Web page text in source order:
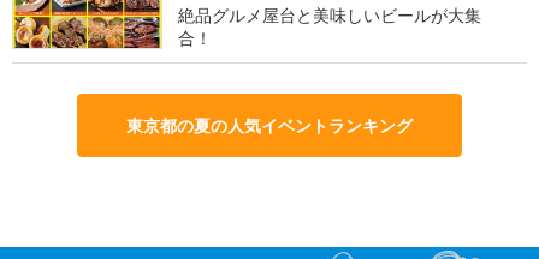
絶品グルメ屋台と美味しいビールが大集
合！
東京都の夏の人気イベントランキング